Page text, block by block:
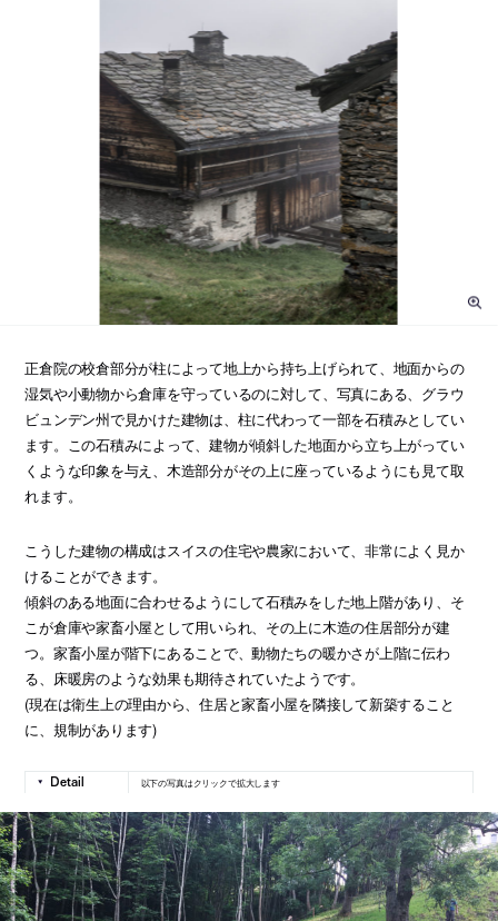
正倉院の校倉部分が柱によって地上から持ち上げられて、地面からの
湿気や小動物から倉庫を守っているのに対して、写真にある、グラウ
ビュンデン州で見かけた建物は、柱に代わって一部を石積みとしてい
ます。この石積みによって、建物が傾斜した地面から立ち上がってい
くような印象を与え、木造部分がその上に座っているようにも見て取
れます。
こうした建物の構成はスイスの住宅や農家において、非常によく見か
けることができます。
傾斜のある地面に合わせるようにして石積みをした地上階があり、そ
こが倉庫や家畜小屋として用いられ、その上に木造の住居部分が建
つ。家畜小屋が階下にあることで、動物たちの暖かさが上階に伝わ
る、床暖房のような効果も期待されていたようです。
(現在は衛生上の理由から、住居と家畜小屋を隣接して新築すること
に、規制があります)
以下の写真はクリックで拡大します